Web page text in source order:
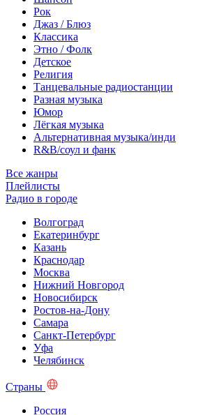
Рок
Джаз / Блюз
Классика
Этно / Фолк
Детское
Религия
Танцевальные радиостанции
Разная музыка
Юмор
Лёгкая музыка
Альтернативная музыка/инди
R&B/cоул и фанк
Все жанры
Плейлисты
Радио в городе
Волгоград
Екатеринбург
Казань
Краснодар
Москва
Нижний Новгород
Новосибирск
Ростов-на-Дону
Самара
Санкт-Петербург
Уфа
Челябинск
Страны
Россия